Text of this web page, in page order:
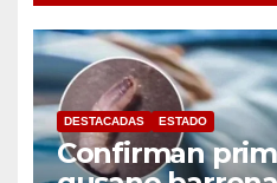
DESTACADAS ESTADO
Confirman